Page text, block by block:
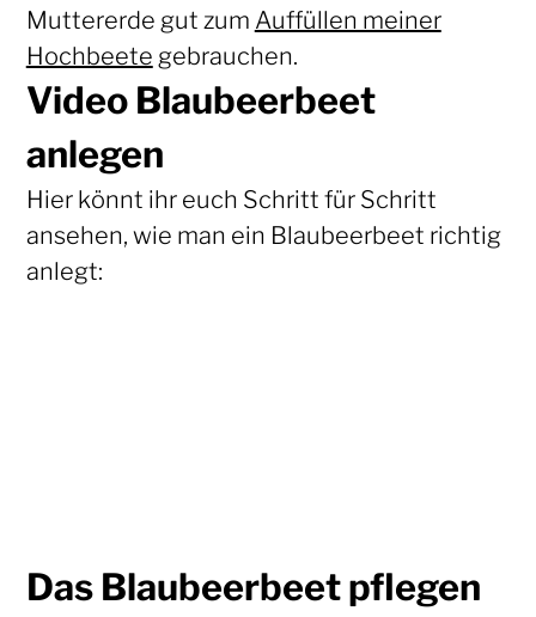
Muttererde gut zum Auffüllen meiner
Hochbeete gebrauchen.
Video Blaubeerbeet
anlegen
Hier könnt ihr euch Schritt für Schritt
ansehen, wie man ein Blaubeerbeet richtig
anlegt:
Das Blaubeerbeet pflegen